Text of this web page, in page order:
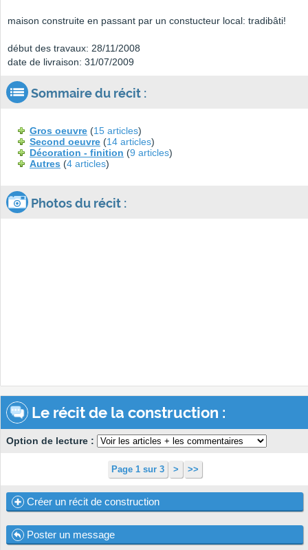
maison construite en passant par un constucteur local: tradibâti!
début des travaux: 28/11/2008
date de livraison: 31/07/2009
Sommaire du récit :
Gros oeuvre (15 articles)
Second oeuvre (14 articles)
Décoration - finition (9 articles)
Autres (4 articles)
Photos du récit :
Le récit de la construction :
Option de lecture :
Page 1 sur 3 > >>
Créer un récit de construction
Poster un message